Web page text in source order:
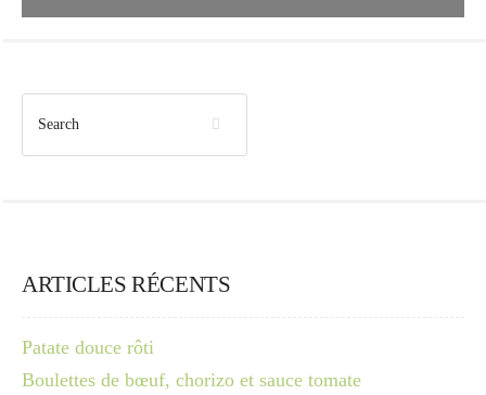
ARTICLES RÉCENTS
Patate douce rôti
Boulettes de bœuf, chorizo et sauce tomate